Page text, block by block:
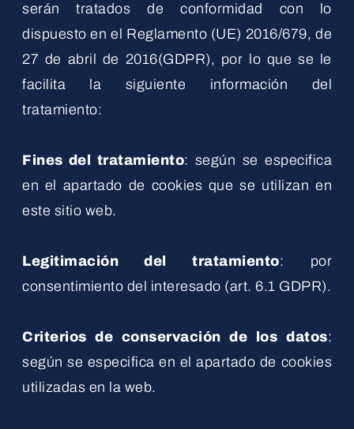
serán tratados de conformidad con lo
dispuesto en el Reglamento (UE) 2016/679, de
27 de abril de 2016(GDPR), por lo que se le
facilita la siguiente información del
tratamiento:
Fines del tratamiento: según se especifica
en el apartado de cookies que se utilizan en
este sitio web.
Legitimación del tratamiento: por
consentimiento del interesado (art. 6.1 GDPR).
Criterios de conservación de los datos:
según se especifica en el apartado de cookies
utilizadas en la web.